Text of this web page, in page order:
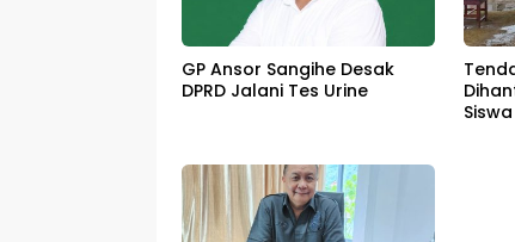
GP Ansor Sangihe Desak
DPRD Jalani Tes Urine